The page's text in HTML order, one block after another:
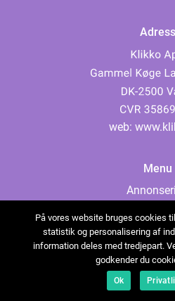
Adress
web:
Menu
Kontakta
På vores website bruges cookies
statistik og personalisering af
information deles med tredjepart.
godkender du
Ok